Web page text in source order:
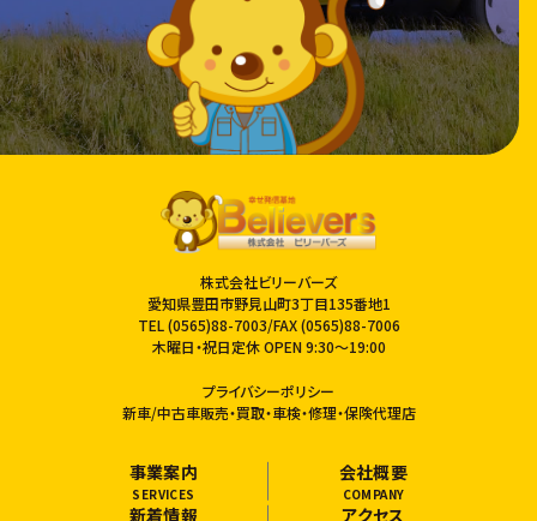
株式会社ビリーバーズ
愛知県豊田市野見山町3丁目135番地1
TEL(0565)88-7003/FAX (0565)88-7006
木曜日・祝日定休 OPEN 9:30〜19:00
プライバシーポリシー
新車/中古車販売・買取・車検・修理・保険代理店
事業案内
SERVICES
会社概要
COMPANY
新着情報 アクセス